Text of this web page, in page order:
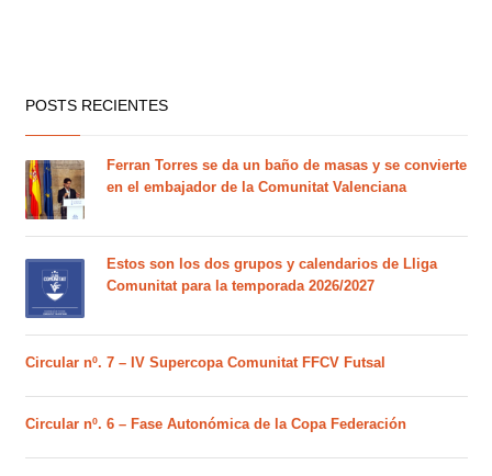
POSTS RECIENTES
Ferran Torres se da un baño de masas y se convierte
en el embajador de la Comunitat Valenciana
Estos son los dos grupos y calendarios de Lliga
Comunitat para la temporada 2026/2027
Circular nº. 7 – IV Supercopa Comunitat FFCV Futsal
Circular nº. 6 – Fase Autonómica de la Copa Federación